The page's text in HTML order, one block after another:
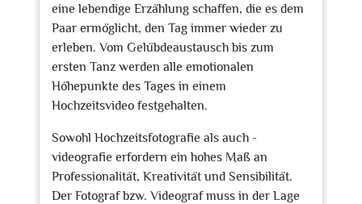
eine lebendige Erzählung schaffen, die es dem
Paar ermöglicht, den Tag immer wieder zu
erleben. Vom Gelübdeaustausch bis zum
ersten Tanz werden alle emotionalen
Höhepunkte des Tages in einem
Hochzeitsvideo festgehalten.
Sowohl Hochzeitsfotografie als auch -
videografie erfordern ein hohes Maß an
Professionalität, Kreativität und Sensibilität.
Der Fotograf bzw. Videograf muss in der Lage